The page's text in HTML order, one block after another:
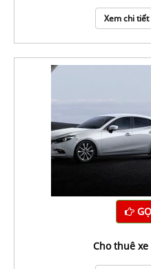
Xem chi tiết
Cho thuê